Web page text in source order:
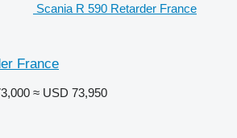
Scania R 590 Retarder France
France
≈ USD 73,950